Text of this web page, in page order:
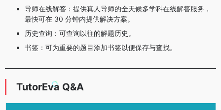
导师在线解答：提供真人导师的全天候多学科在线解答服务，
最快可在 30 分钟内提供解决方案。
历史查询：可查询以往的解题历史。
书签：可为重要的题目添加书签以便保存与查找。
TutorEva Q&A